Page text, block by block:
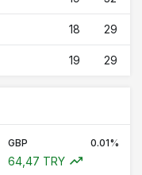
18 29
19 29
GBP 0.01%
64,47 TRY